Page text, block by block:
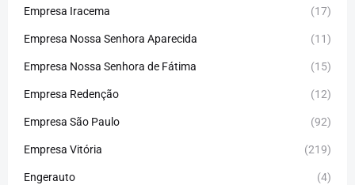
Empresa Iracema (17)
Empresa Nossa Senhora Aparecida (11)
Empresa Nossa Senhora de Fátima (15)
Empresa Redenção (12)
Empresa São Paulo (92)
Empresa Vitória (219)
Engerauto (4)